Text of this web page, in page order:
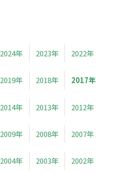
2024年 2023年 2022年
2019年 2018年 2017年
2014年 2013年 2012年
2009年 2008年 2007年
2004年 2003年 2002年